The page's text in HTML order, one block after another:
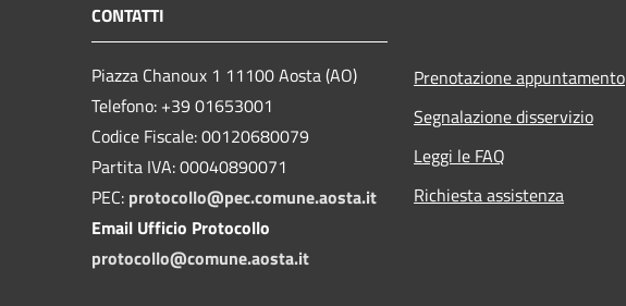
CONTATTI
Piazza Chanoux 1 11100 Aosta (AO)
Telefono: +39 01653001
Codice Fiscale: 00120680079
Partita IVA: 00040890071
PEC: protocollo@pec.comune.aosta.it
Email Ufficio Protocollo
protocollo@comune.aosta.it
Prenotazione appuntamento
Segnalazione disservizio
Leggi le FAQ
Richiesta assistenza